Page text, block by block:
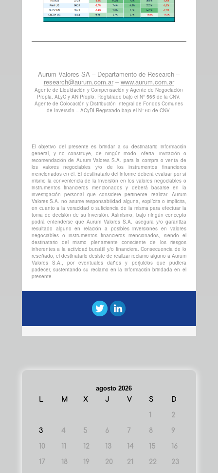
Aurum Valores SA – Departamento de Research –
research@aurum.com.ar– www.aurum.com.ar
Agente de Liquidación y Compensación y Agente de Negociación
Propia. ALyC y AN Propio. Registrado bajo el Nº 565 de la CNV.
Agente de Colocación y Distribución Integral de Fondos Comunes
de Inversión – ACyDI Registrado bajo el N° 60 de CNV.
El objetivo del presente es brindar a su destinatario información
general, y no constituye, de ningún modo, oferta, invitación o
recomendación de Aurum Valores S.A. para la compra o venta de
los valores negociables y/o de los instrumentos financieros
mencionados en él. El destinatario del informe deberá evaluar por sí
mismo la conveniencia de la inversión en los valores negociables o
instrumentos financieros mencionados y deberá basarse en la
investigación personal que considere pertinente realizar. Aurum
Valores S.A. no asume responsabilidad alguna, explícita o implícita,
en cuanto a la veracidad o suficiencia de la misma para efectuar la
toma de decisión de su inversión. Asimismo, bajo ningún concepto
podrá entenderse que Aurum Valores S.A. asegura y/o garantiza
resultado alguno en relación a posibles inversiones en valores
negociables o instrumentos financieros mencionados, siendo el
destinatario del mismo plenamente consciente de los riesgos
inherentes a la actividad bursátil y/o financiera. Consecuencia de lo
reseñado, el destinatario desiste de realizar reclamo alguno a Aurum
Valores S.A., por eventuales daños y perjuicios que pudiera
padecer, sustentando su reclamo en la información brindada en el
presente.
agosto 2026
L
M X J V S D
1 2
3 4 5 6 7 8 9
10 11 12 13 14 15 16
17 18 19 20 21 22 23